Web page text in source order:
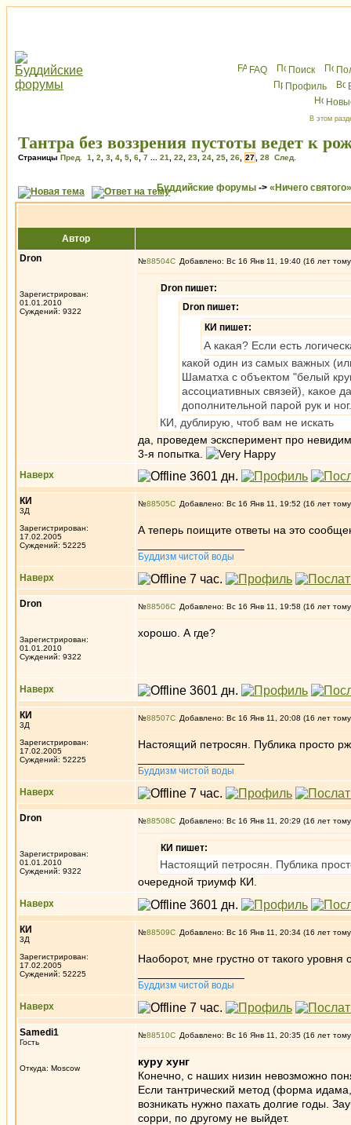
FAQ Поиск
Профиль
В этом
Тантра без воззрения пустоты ведет к
Страницы Пред. 1 2 3 4 5 6 7 21 22 23 24 25 26 27 28 След.
Буддийские форумы -> «Ничего святого»
Автор
Dron
Зарегистрирован:
01.01.2010
Суждений: 9322
№88504 Добавлено: Вс 16 Янв 11, 19:40 (16 лет
Dron пишет:
Dron пишет:
КИ пишет:
А какая? Если есть
какой один из самых важных
Шаматха с объектом "белый
ассоциативных связей), какое
дополнительной парой рук и ног.
КИ, дублирую, чтоб вам не искать
да, проведем эсксперимент про
3-я попытка.
Наверх
КИ
3Д
Зарегистрирован:
17.02.2005
Суждений: 52225
№88505 Добавлено: Вс 16 Янв 11, 19:52 (16 лет
А теперь поищите ответы на это
Буддизм чистой воды
Наверх
Dron
Зарегистрирован:
01.01.2010
Суждений: 9322
№88506 Добавлено: Вс 16 Янв 11, 19:58 (16 лет
хорошо. А где?
Наверх
КИ
3Д
Зарегистрирован:
17.02.2005
Суждений: 52225
№88507 Добавлено: Вс 16 Янв 11, 20:08 (16 лет
Настоящий петросян. Публика просто
Буддизм чистой воды
Наверх
Dron
Зарегистрирован:
01.01.2010
Суждений: 9322
№88508 Добавлено: Вс 16 Янв 11, 20:29 (16 лет
КИ пишет:
Настоящий петросян. Публика
очередной триумф КИ.
Наверх
КИ
3Д
Зарегистрирован:
17.02.2005
Суждений: 52225
№88509 Добавлено: Вс 16 Янв 11, 20:34 (16 лет
Наоборот, мне грустно от такого
Буддизм чистой воды
Наверх
Samedi1
Гость
Откуда: Moscow
№88510 Добавлено: Вс 16 Янв 11, 20:35 (16 лет
куру хунг
Конечно, с наших низин невозможно
Если тантрический метод (форма
возникать нужно пахать долгие годы.
сорри, по другому не выйдет.